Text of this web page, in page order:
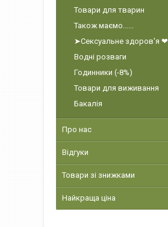
Товари для тварин
Також маємо......
➤Сексуальне здоров'я ❤
Водні розваги
Годинники (-8%)
Товари для виживання
Бакалія
Про нас
Відгуки
Товари зі знижками
Найкраща ціна